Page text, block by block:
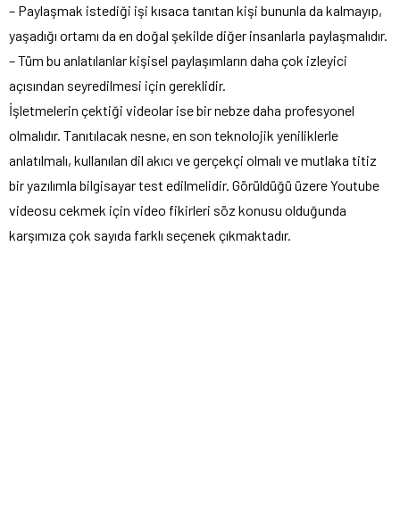
– Paylaşmak istediği işi kısaca tanıtan kişi bununla da kalmayıp,
yaşadığı ortamı da en doğal şekilde diğer insanlarla paylaşmalıdır.
– Tüm bu anlatılanlar kişisel paylaşımların daha çok izleyici
açısından seyredilmesi için gereklidir.
İşletmelerin çektiği videolar ise bir nebze daha profesyonel
olmalıdır. Tanıtılacak nesne, en son teknolojik yeniliklerle
anlatılmalı, kullanılan dil akıcı ve gerçekçi olmalı ve mutlaka titiz
bir yazılımla bilgisayar test edilmelidir. Görüldüğü üzere Youtube
videosu cekmek için video fikirleri söz konusu olduğunda
karşımıza çok sayıda farklı seçenek çıkmaktadır.